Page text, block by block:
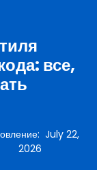
все,
: July 22,
2026